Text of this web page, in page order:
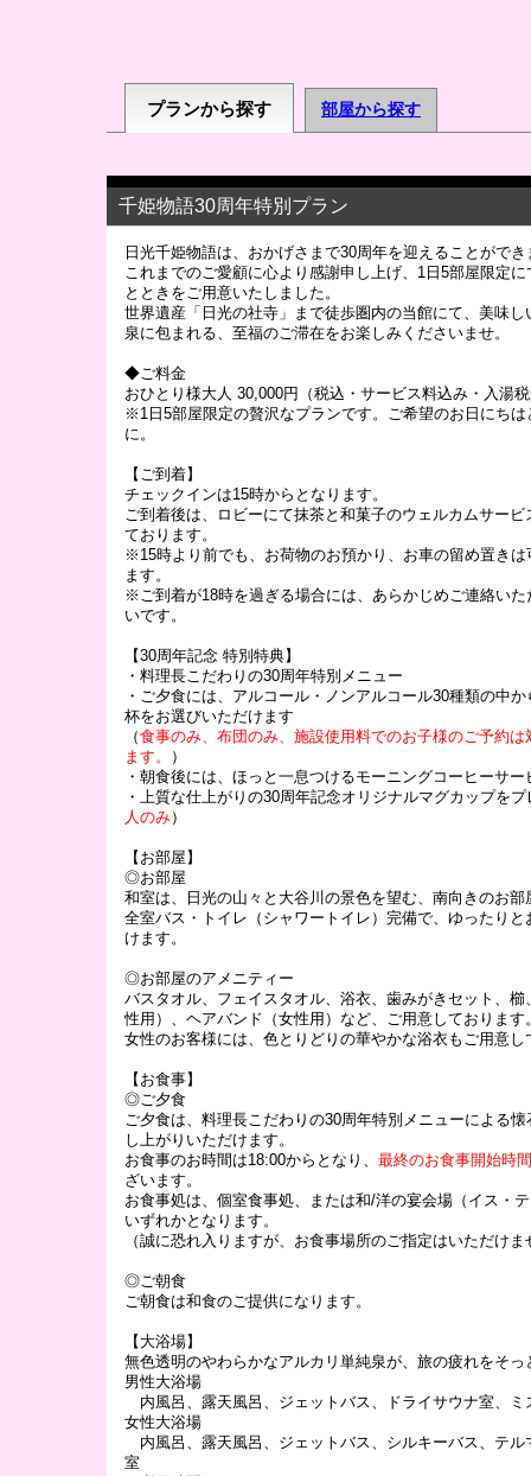
プランから探す 部屋から探す
千姫物語30周年特別プラン
日光千姫物語は、おかげさまで30周年を迎えることができ
これまでのご愛顧に心より感謝申し上げ、1日5部屋限定
とときをご用意いたしました。
世界遺産「日光の社寺」まで徒歩圏内の当館にて、美味し
泉に包まれる、至福のご滞在をお楽しみくださいませ。
◆ご料金
おひとり様大人 30,000円（税込・サービス料込み・入湯
※1日5部屋限定の贅沢なプランです。ご希望のお日にちは
に。
【ご到着】
チェックインは15時からとなります。
ご到着後は、ロビーにて抹茶と和菓子のウェルカムサービ
ております。
※15時より前でも、お荷物のお預かり、お車の留め置きは
ます。
※ご到着が18時を過ぎる場合には、あらかじめご連絡いた
いです。
【30周年記念 特別特典】
・料理長こだわりの30周年特別メニュー
・ご夕食には、アルコール・ノンアルコール30種類の中
杯をお選びいただけます
（食事のみ、布団のみ、施設使用料でのお子様のご予約は
ます。
）
・朝食後には、ほっと一息つけるモーニングコーヒーサー
・上質な仕上がりの30周年記念オリジナルマグカップを
人のみ）
【お部屋】
◎お部屋
和室は、日光の山々と大谷川の景色を望む、南向きのお部
全室バス・トイレ（シャワートイレ）完備で、ゆったりと
けます。
◎お部屋のアメニティー
バスタオル、フェイスタオル、浴衣、歯みがきセット、櫛
性用）、ヘアバンド（女性用）など、ご用意しております
女性のお客様には、色とりどりの華やかな浴衣もご用意し
【お食事】
◎ご夕食
ご夕食は、料理長こだわりの30周年特別メニューによる
し上がりいただけます。
お食事のお時間は18:00からとなり、 最終のお食事開始時
ざいます。
お食事処は、個室食事処、または和/洋の宴会場（イス・
いずれかとなります。
（誠に恐れ入りますが、お食事場所のご指定はいただけま
◎ご朝食
ご朝食は和食のご提供になります。
【大浴場】
無色透明のやわらかなアルカリ単純泉が、旅の疲れをそっ
男性大浴場
内風呂、露天風呂、ジェットバス、ドライサウナ室、ミ
女性大浴場
内風呂、露天風呂、ジェットバス、シルキーバス、テル
室